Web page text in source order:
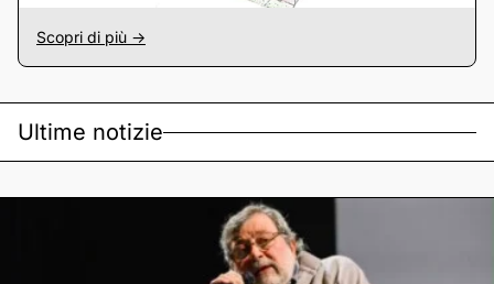
Scopri di più ->
Ultime notizie